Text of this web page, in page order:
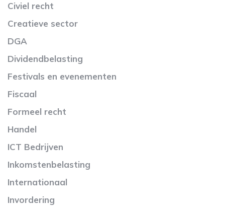
Civiel recht
Creatieve sector
DGA
Dividendbelasting
Festivals en evenementen
Fiscaal
Formeel recht
Handel
ICT Bedrijven
Inkomstenbelasting
Internationaal
Invordering